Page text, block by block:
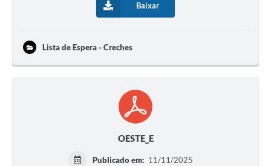
Baixar
Lista de Espera - Creches
OESTE_E
Publicado em: 11/11/2025